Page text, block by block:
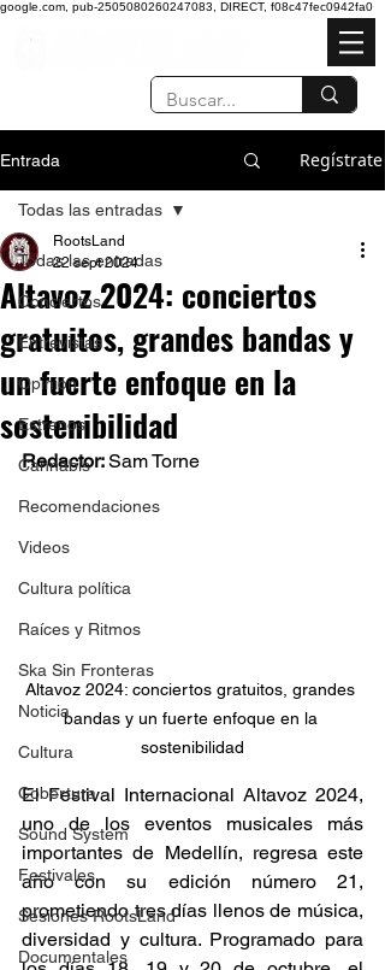
google.com, pub-2505080260247083, DIRECT, f08c47fec0942fa0
Entrada Regístrate
Todas las entradas
Conciertos
Entrevistas
Opinión
Estrenos
Cannabis
Recomendaciones
Videos
Cultura política
Raíces y Ritmos
Ska Sin Fronteras
Noticia
Cultura
Cobertura
Sound System
Festivales
Sesiones RootsLand
Documentales
Todas las entradas
Altavoz 2024: conciertos
gratuitos, grandes bandas y
un fuerte enfoque en la
sostenibilidad
RootsLand
22 sept 2024
Redactor: Sam Torne
Altavoz 2024: conciertos gratuitos, grandes
bandas y un fuerte enfoque en la
sostenibilidad
El Festival Internacional Altavoz 2024,
uno de los eventos musicales más
importantes de Medellín, regresa este
año con su edición número 21,
prometiendo tres días llenos de música,
diversidad y cultura. Programado para